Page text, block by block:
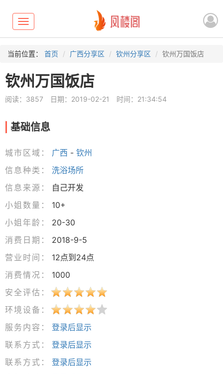
Toggle
navigation
当前位置： 首页 广西分享区 钦州分享区 钦州万国饭店
钦州万国饭店
阅读：3857 日期：2019-02-21 时间：21:34:54
基础信息
城市区域： 广西 - 钦州
信息种类：
洗浴场所
信息来源：
自己开发
小姐数量：
10+
小姐年龄：
20-30
消费日期：
2018-9-5
营业时间：
12点到24点
消费情况：
1000
安全评估：
环境设备：
服务内容：
登录后显示
联系方式：
登录后显示
联系方式：
登录后显示